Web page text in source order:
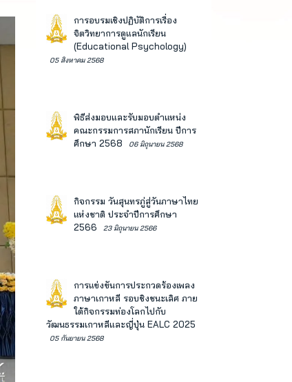
การอบรมเชิงปฏิบัติการเรื่อง
จิตวิทยาการดูแลนักเรียน
(Educational Psychology)
05 สิงหาคม 2568
พิธีส่งมอบและรับมอบตำแหน่ง
คณะกรรมการสภานักเรียน ปีการ
ศึกษา 2568
06 มิถุนายน 2568
กิจกรรม วันสุนทรภู่สู่วันภาษาไทย
แห่งชาติ ประจำปีการศึกษา
2566
23 มิถุนายน 2566
การแข่งขันการประกวดร้องเพลง
ภาษาเกาหลี รอบชิงชนะเลิศ ภาย
ใต้กิจกรรมท่องโลกไปกับ
วัฒนธรรมเกาหลีและญี่ปุ่น EALC 2025
05 กันยายน 2568